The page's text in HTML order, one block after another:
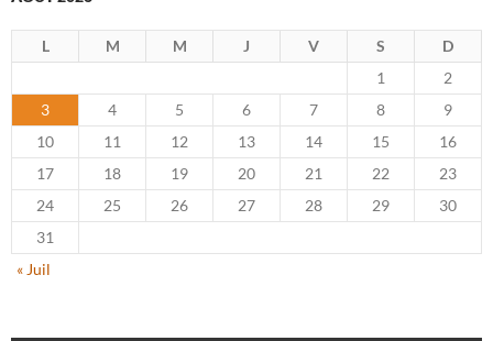
L M M J V S
D
1
2
3
4 5 6 7 8
9
10
11 12 13 14 15
16
17
18 19 20 21 22
23
24
25 26 27 28 29
30
31
« Juil